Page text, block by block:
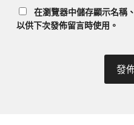
在瀏覽器中儲存顯示名稱
以供下次發佈留言時使用。